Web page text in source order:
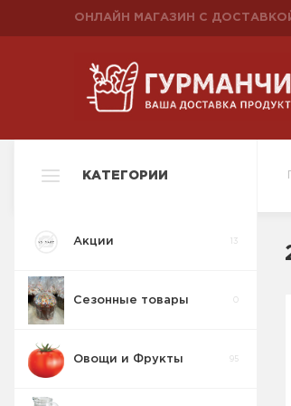
ОНЛАЙН МАГАЗИН С
КАТЕГОРИИ
Акции 13
Сезонные товары
Овощи и Фрукты 95